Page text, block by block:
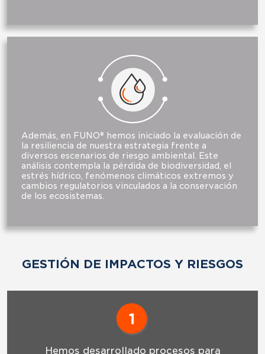
Además, en FUNO® hemos iniciado la evaluación de
la resiliencia de nuestra estrategia frente a
diversos escenarios de riesgo ambiental. Este
análisis contempla la pérdida de biodiversidad, el
estrés hídrico, fenómenos climáticos extremos y
cambios regulatorios vinculados a la conservación
de los ecosistemas.
GESTIÓN DE IMPACTOS Y RIESGOS
Hemos desarrollado procesos para